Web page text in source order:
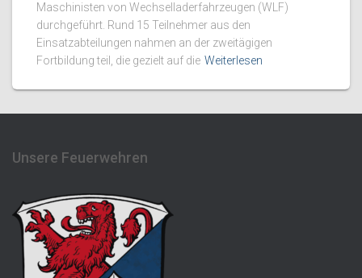
Maschinisten von Wechselladerfahrzeugen (WLF)
durchgeführt. Rund 15 Teilnehmer aus den
Einsatzabteilungen nahmen an der zweitägigen
Fortbildung teil, die gezielt auf die Weiterlesen
Unsere Feuerwehren